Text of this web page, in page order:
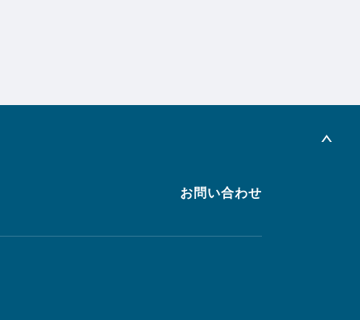
お問い合わせ